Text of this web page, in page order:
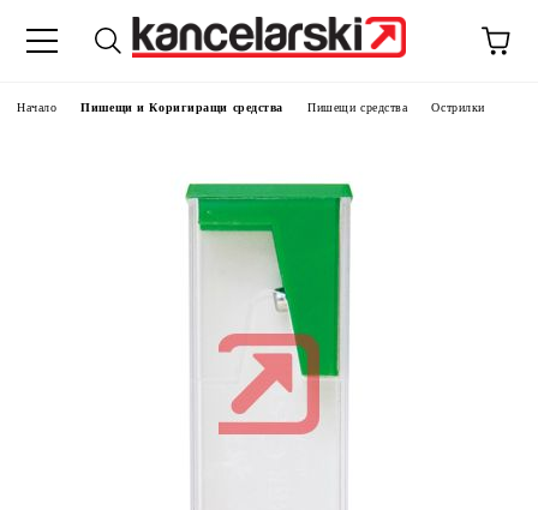
Начало Пишещи и Коригиращи средства Пишещи средства Острилки